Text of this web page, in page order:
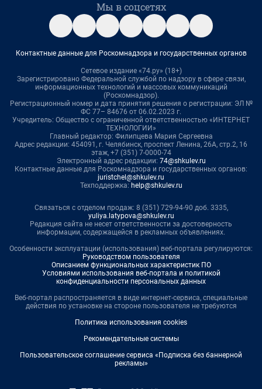
Мы в соцсетях
Контактные данные для Роскомнадзора и государственных органов
Сетевое издание «74.ру» (18+)
Зарегистрировано Федеральной службой по надзору в сфере связи,
информационных технологий и массовых коммуникаций
(Роскомнадзор).
Регистрационный номер и дата принятия решения о регистрации: ЭЛ №
ФС 77– 84676 от 06.02.2023 г.
Учредитель: Общество с ограниченной ответственностью «ИНТЕРНЕТ
ТЕХНОЛОГИИ»
Главный редактор: Филипцева Мария Сергеевна
Адрес редакции: 454091, г. Челябинск, проспект Ленина, 26А, стр.2, 16
этаж, +7 (351) 7-0000-74
Электронный адрес редакции: 74@shkulev.ru
Контактные данные для Роскомнадзора и государственных органов:
juristchel@shkulev.ru
Техподдержка: help@shkulev.ru
Связаться с отделом продаж: 8 (351) 729-94-90 доб. 3335,
yuliya.latypova@shkulev.ru
Редакция сайта не несет ответственности за достоверность
информации, содержащейся в рекламных объявлениях.
Особенности эксплуатации (использования) веб-портала регулируются:
Руководством пользователя
Описанием функциональных характеристик ПО
Условиями использования веб-портала и политикой
конфиденциальности персональных данных
Веб-портал распространяется в виде интернет-сервиса, специальные
действия по установке на стороне пользователя не требуются
Политика использования cookies
Рекомендательные системы
Пользовательское соглашение сервиса «Подписка без баннерной
рекламы»